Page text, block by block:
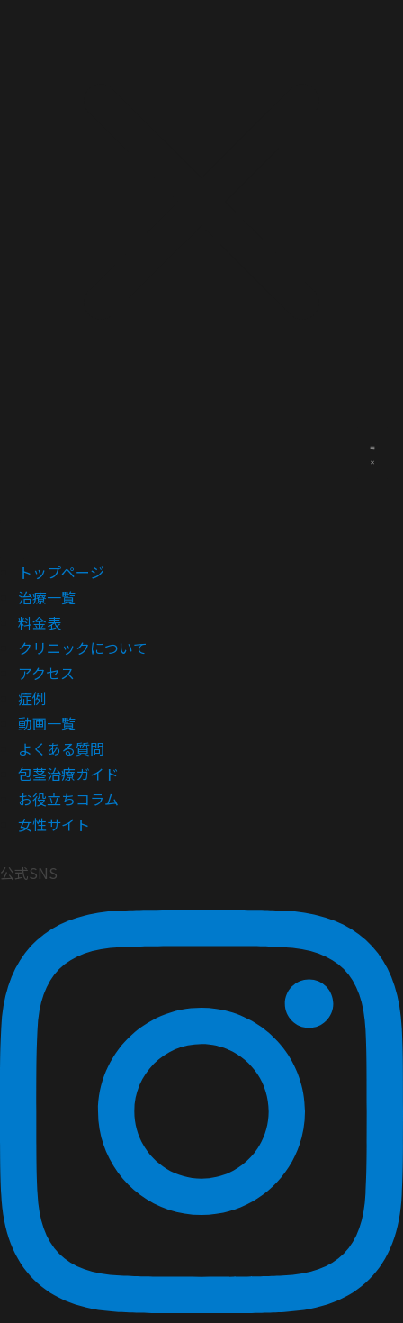
トップページ
治療一覧
料金表
クリニックについて
アクセス
症例
動画一覧
よくある質問
包茎治療ガイド
お役立ちコラム
女性サイト
公式SNS